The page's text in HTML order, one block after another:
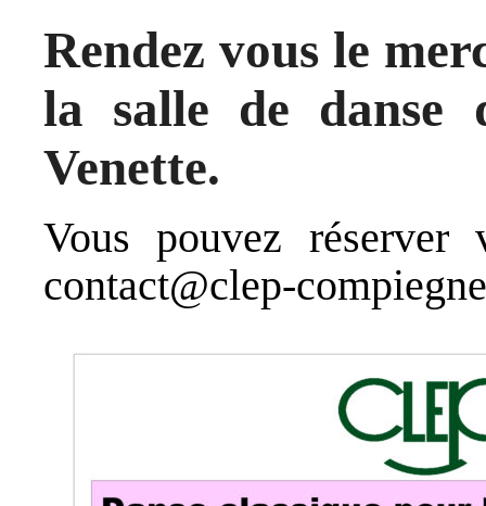
Rendez vous le
la salle de danse
Venette.
Vous pouvez
contact@clep-